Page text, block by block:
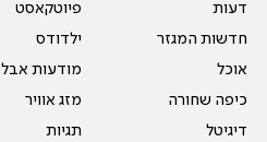
דעות
חדשות המגזר
אוכל
כיפה שחורה
דיגיטל
פיוטקאסט
ילדודס
מודעות אבל
מזג אוויר
תגיות